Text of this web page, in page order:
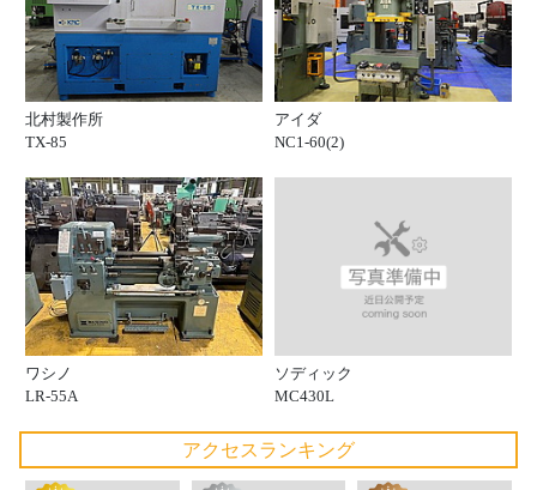
北村製作所
TX-85
アイダ
NC1-60(2)
ワシノ
LR-55A
ソディック
MC430L
アクセスランキング